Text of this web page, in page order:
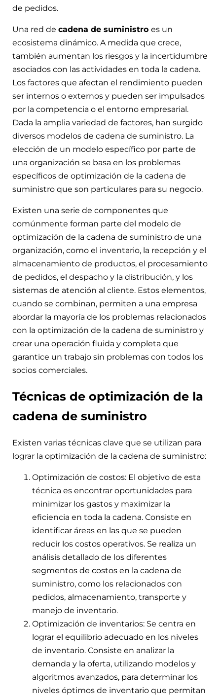
de pedidos.
Una red de cadena de suministro es un
ecosistema dinámico. A medida que crece,
también aumentan los riesgos y la incertidumbre
asociados con las actividades en toda la cadena.
Los factores que afectan el rendimiento pueden
ser internos o externos y pueden ser impulsados
por la competencia o el entorno empresarial.
Dada la amplia variedad de factores, han surgido
diversos modelos de cadena de suministro. La
elección de un modelo específico por parte de
una organización se basa en los problemas
específicos de optimización de la cadena de
suministro que son particulares para su negocio.
Existen una serie de componentes que
comúnmente forman parte del modelo de
optimización de la cadena de suministro de una
organización, como el inventario, la recepción y el
almacenamiento de productos, el procesamiento
de pedidos, el despacho y la distribución, y los
sistemas de atención al cliente. Estos elementos,
cuando se combinan, permiten a una empresa
abordar la mayoría de los problemas relacionados
con la optimización de la cadena de suministro y
crear una operación fluida y completa que
garantice un trabajo sin problemas con todos los
socios comerciales.
Técnicas de optimización de la
cadena de suministro
Existen varias técnicas clave que se utilizan para
lograr la optimización de la cadena de suministro:
Optimización de costos: El objetivo de esta
técnica es encontrar oportunidades para
minimizar los gastos y maximizar la
eficiencia en toda la cadena. Consiste en
identificar áreas en las que se pueden
reducir los costos operativos. Se realiza un
análisis detallado de los diferentes
segmentos de costos en la cadena de
suministro, como los relacionados con
pedidos, almacenamiento, transporte y
manejo de inventario.
Optimización de inventarios: Se centra en
lograr el equilibrio adecuado en los niveles
de inventario. Consiste en analizar la
demanda y la oferta, utilizando modelos y
algoritmos avanzados, para determinar los
niveles óptimos de inventario que permitan